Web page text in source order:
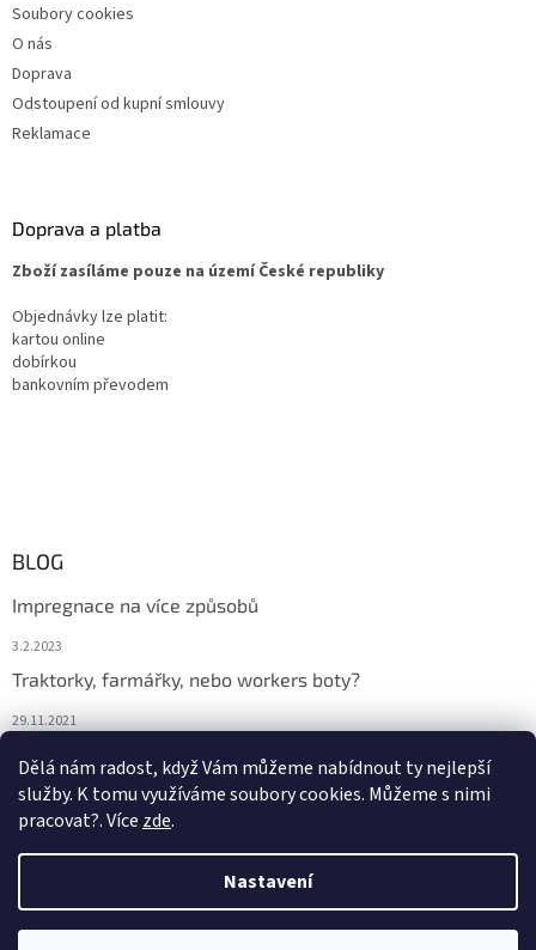
Dělá nám radost, když Vám můžeme nabídnout ty nejlepší
služby. K tomu využíváme soubory cookies. Můžeme s nimi
pracovat?. Více zde.
Nastavení
Soubory cookies
O nás
Doprava
Odstoupení od kupní smlouvy
Reklamace
Doprava a platba
Zboží zasíláme pouze na území České republiky
Objednávky lze platit:
kartou online
dobírkou
bankovním převodem
BLOG
Impregnace na více způsobů
3.2.2023
Traktorky, farmářky, nebo workers boty?
29.11.2021
29.11.2021
Vytvořil Shoptet